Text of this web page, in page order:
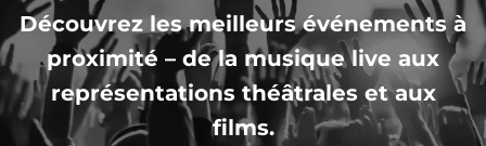
Découvrez les meilleurs événements à
proximité – de la musique live aux
représentations théâtrales et aux
films.